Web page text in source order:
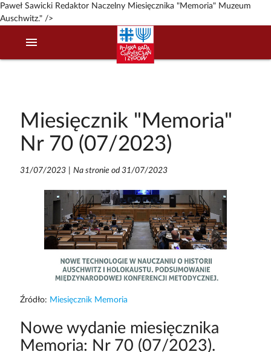
Paweł Sawicki Redaktor Naczelny Miesięcznika "Memoria" Muzeum
Auschwitz." />
menu
Miesięcznik "Memoria"
Nr 70 (07/2023)
31/07/2023| Na stronie od 31/07/2023
Źródło: Miesięcznik Memoria
Nowe wydanie miesięcznika
Memoria: Nr 70 (07/2023).